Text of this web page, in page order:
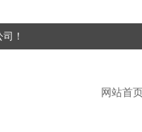
！
网站首